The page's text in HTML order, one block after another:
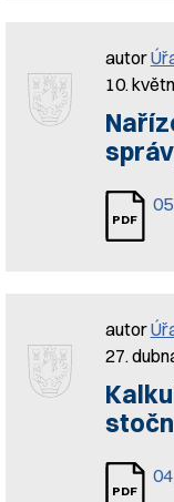
autor
10.
autor
27.